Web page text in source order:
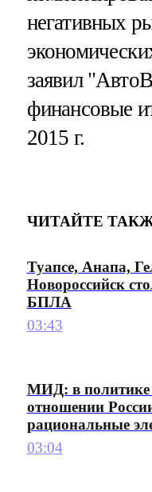
негативных
заявил
финансовые
2015 г.
ЧИТАЙТЕ
Туапсе, Анапа,
Новороссийск
БПЛА
03:43
МИД: в политике
отношении
рациональные
03:04